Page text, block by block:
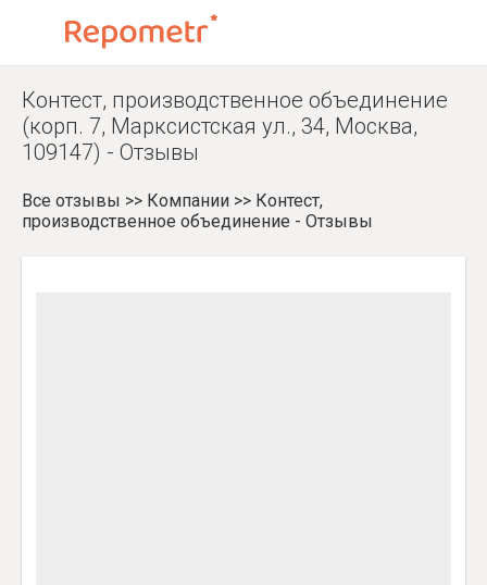
Контест, производственное объединение
(корп. 7, Марксистская ул., 34, Москва,
109147) - Отзывы
Все отзывы >> Компании >> Контест,
производственное объединение - Отзывы